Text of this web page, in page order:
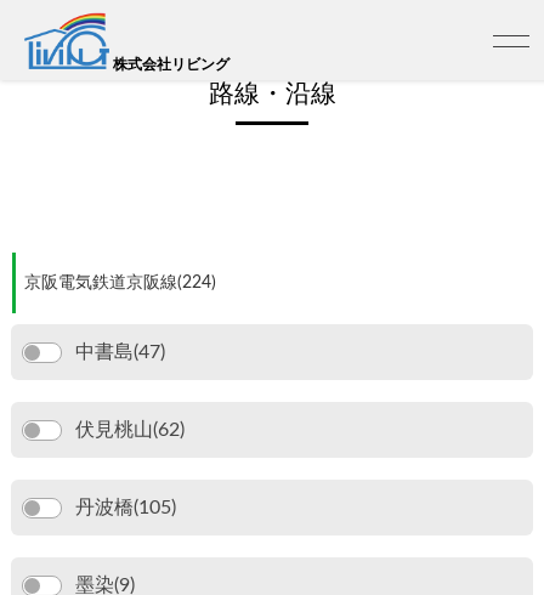
株式会社リビング
路線・沿線
京阪電気鉄道京阪線(224)
中書島(47)
伏見桃山(62)
丹波橋(105)
墨染(9)